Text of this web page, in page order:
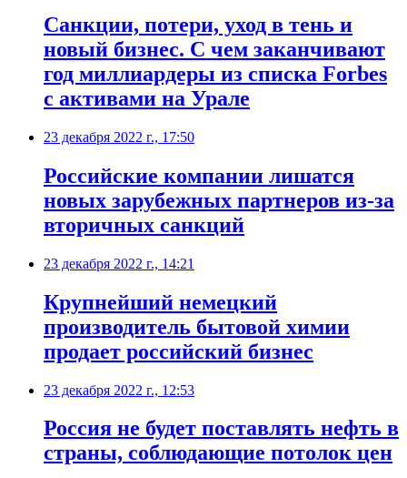
​Санкции, потери, уход в тень и
новый бизнес. С чем заканчивают
год миллиардеры из списка Forbes
с активами на Урале
23 декабря 2022 г., 17:50
Российские компании лишатся
новых зарубежных партнеров из-за
вторичных санкций
23 декабря 2022 г., 14:21
Крупнейший немецкий
производитель бытовой химии
продает российский бизнес
23 декабря 2022 г., 12:53
Россия не будет поставлять нефть в
страны, соблюдающие потолок цен